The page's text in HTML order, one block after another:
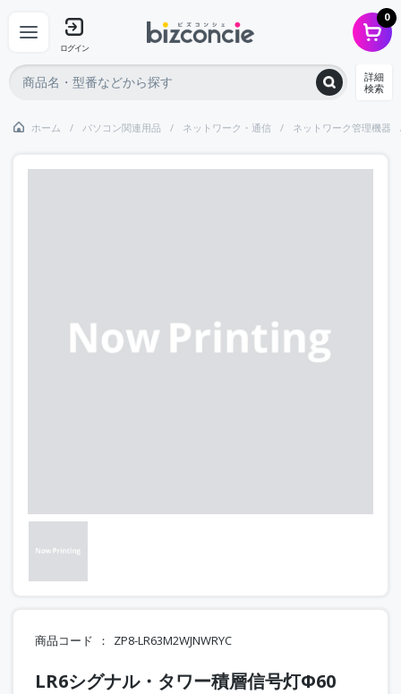
ログイン
0
詳細
検索
ホーム パソコン関連用品 ネットワーク・通信 ネットワーク管理機器
商品コード ZP8-LR63M2WJNWRYC
LR6シグナル・タワー積層信号灯Φ60